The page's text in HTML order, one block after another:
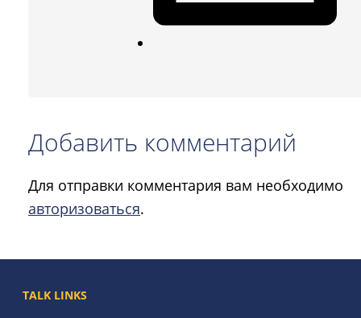
Добавить комментарий
Для отправки комментария вам необходимо
авторизоваться.
TALK LINKS